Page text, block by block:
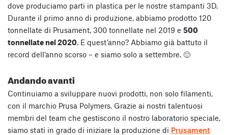
dove produciamo parti in plastica per le nostre stampanti 3D.
Durante il primo anno di produzione, abbiamo prodotto 120
tonnellate di Prusament, 300 tonnellate nel 2019 e 500
tonnellate nel 2020 . E quest’anno? Abbiamo già battuto il
record dell’anno scorso – e siamo solo a settembre. 🙂
Andando avanti
Continuiamo a sviluppare nuovi prodotti, non solo filamenti,
con il marchio Prusa Polymers. Grazie ai nostri talentuosi
membri del team che gestiscono il nostro laboratorio speciale,
siamo stati in grado di iniziare la produzione di Prusament